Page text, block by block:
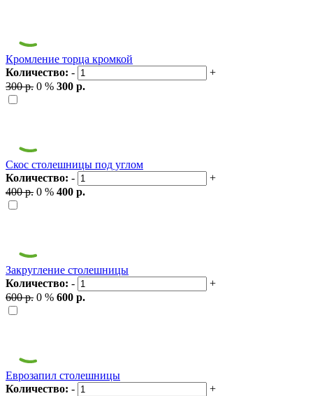
Кромление торца кромкой
Количество: -
+
300 р. 0 % 300 р.
Скос столешницы под углом
Количество: -
+
400 р. 0 % 400 р.
Закругление столешницы
Количество: -
+
600 р. 0 % 600 р.
Еврозапил столешницы
Количество: -
+